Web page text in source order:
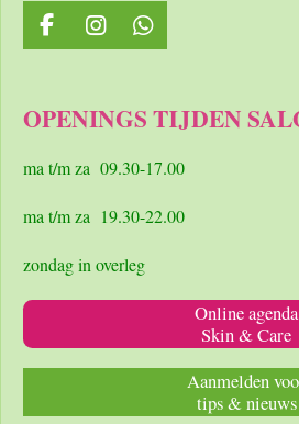
F
a
b
o
I
n
a
r
m
W
h
s
p
OPENINGS TIJDEN
ma t/m za 09.30-17.00
ma t/m za 19.30-22.00
zondag in overleg
Online agenda
Skin & Care
Aanmelden
tips & nieuws